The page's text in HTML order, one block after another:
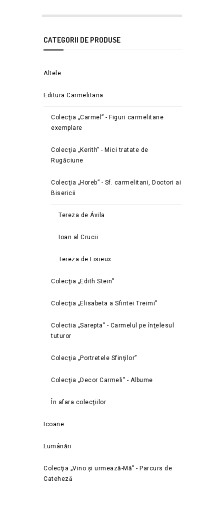
CATEGORII DE PRODUSE
Altele
Editura Carmelitana
Colecţia „Carmel” - Figuri carmelitane
exemplare
Colecţia „Kerith” - Mici tratate de
Rugăciune
Colecţia „Horeb” - Sf. carmelitani, Doctori ai
Bisericii
Tereza de Ávila
Ioan al Crucii
Tereza de Lisieux
Colecţia „Edith Stein”
Colecţia „Elisabeta a Sfintei Treimi”
Colectia „Sarepta” - Carmelul pe înţelesul
tuturor
Colecţia „Portretele Sfinţilor”
Colecţia „Decor Carmeli” - Albume
În afara colecţiilor
Icoane
Lumânări
Colecţia „Vino și urmează-Mă” - Parcurs de
Cateheză